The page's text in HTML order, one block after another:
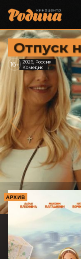
Отпуск
16+
2026, Россия
Комедия
АРХИВ